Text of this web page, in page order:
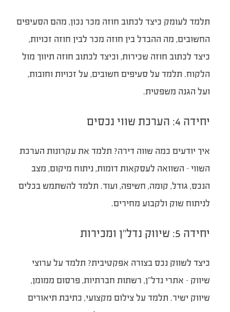
תלמד לעומק כיצד לכתוב חוזה מכר נכון, מהם הסעיפים
החשובים, מה ההבדל בין חוזה מכר לבין חוזה זכויות,
כיצד לכתוב חוזה שכירות, וכיצד לכתוב חוזה תיווך מול
הלקוח. תלמד על סעיפים חשובים, על זכויות וחובות,
ועל הגנה משפטית.
יחידה 4: הערכת שווי נכסים
איך יודעים כמה שווה דירה? תלמד את עקרונות הערכת
השווי – השוואה לעסקאות דומות, ניתוח מיקום, מצב
הנכס, גודל, קומה, חשיפה, ועוד. תלמד להשתמש בכלים
לניתוח שוק ולקבוע מחירים.
יחידה 5: שיווק נדל”ן ומכירות
כיצד לשווק נכס בצורה אפקטיבית? תלמד על ערוצי
שיווק – אתרי נדל”ן, רשתות חברתיות, פרסום ממומן,
שיווק ישיר. תלמד על צילום מקצועי, כתיבת תיאורים